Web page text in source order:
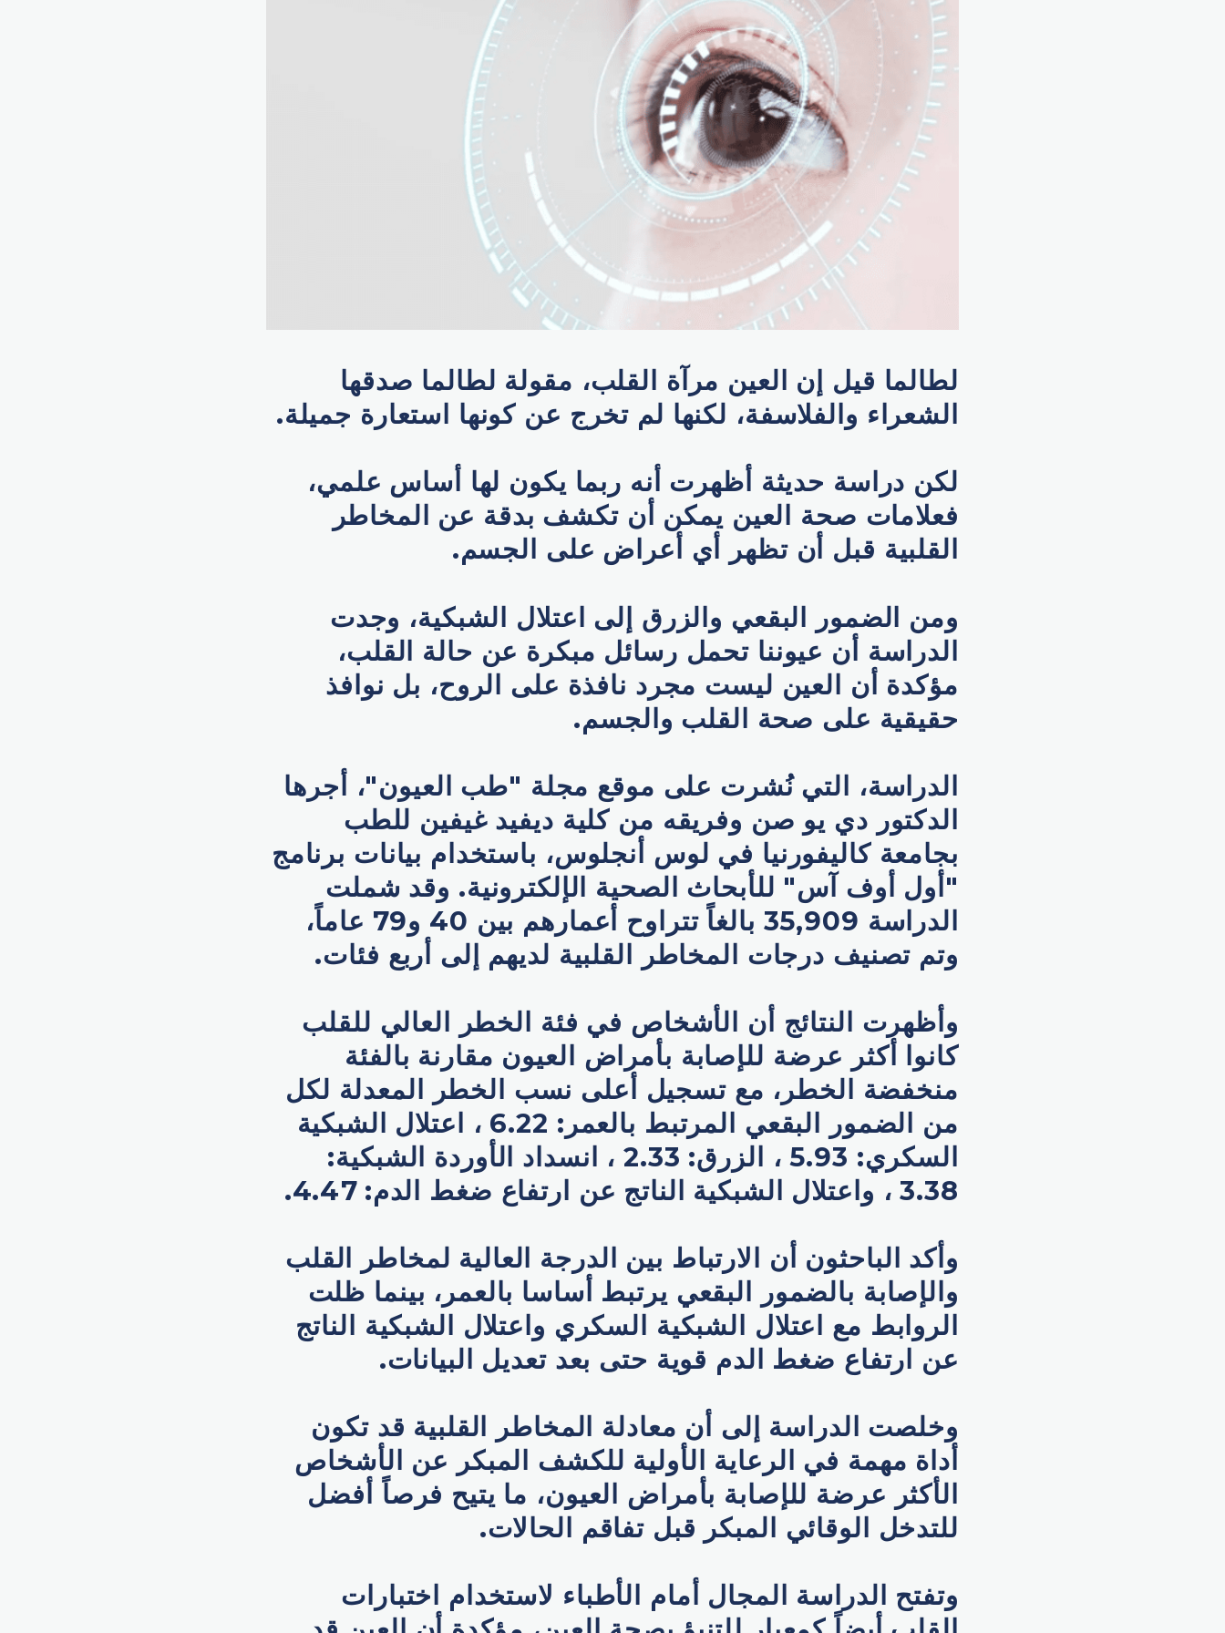
لطالما قيل إن العين مرآة القلب، مقولة لطالما صدقها
الشعراء والفلاسفة، لكنها لم تخرج عن كونها استعارة جميلة.
لكن دراسة حديثة أظهرت أنه ربما يكون لها أساس علمي،
فعلامات صحة العين يمكن أن تكشف بدقة عن المخاطر
القلبية قبل أن تظهر أي أعراض على الجسم.
ومن الضمور البقعي والزرق إلى اعتلال الشبكية، وجدت
الدراسة أن عيوننا تحمل رسائل مبكرة عن حالة القلب،
مؤكدة أن العين ليست مجرد نافذة على الروح، بل نوافذ
حقيقية على صحة القلب والجسم.
الدراسة، التي نُشرت على موقع مجلة "طب العيون"، أجرها
الدكتور دي يو صن وفريقه من كلية ديفيد غيفين للطب
بجامعة كاليفورنيا في لوس أنجلوس، باستخدام بيانات برنامج
"أول أوف آس" للأبحاث الصحية الإلكترونية. وقد شملت
الدراسة 35,909 بالغاً تتراوح أعمارهم بين 40 و79 عاماً،
وتم تصنيف درجات المخاطر القلبية لديهم إلى أربع فئات.
وأظهرت النتائج أن الأشخاص في فئة الخطر العالي للقلب
كانوا أكثر عرضة للإصابة بأمراض العيون مقارنة بالفئة
منخفضة الخطر، مع تسجيل أعلى نسب الخطر المعدلة لكل
من الضمور البقعي المرتبط بالعمر: 6.22 ، اعتلال الشبكية
السكري: 5.93 ، الزرق: 2.33 ، انسداد الأوردة الشبكية:
3.38 ، واعتلال الشبكية الناتج عن ارتفاع ضغط الدم: 4.47.
وأكد الباحثون أن الارتباط بين الدرجة العالية لمخاطر القلب
والإصابة بالضمور البقعي يرتبط أساسا بالعمر، بينما ظلت
الروابط مع اعتلال الشبكية السكري واعتلال الشبكية الناتج
عن ارتفاع ضغط الدم قوية حتى بعد تعديل البيانات.
وخلصت الدراسة إلى أن معادلة المخاطر القلبية قد تكون
أداة مهمة في الرعاية الأولية للكشف المبكر عن الأشخاص
الأكثر عرضة للإصابة بأمراض العيون، ما يتيح فرصاً أفضل
للتدخل الوقائي المبكر قبل تفاقم الحالات.
وتفتح الدراسة المجال أمام الأطباء لاستخدام اختبارات